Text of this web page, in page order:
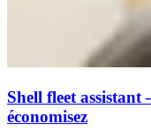
Shell fleet
économisez